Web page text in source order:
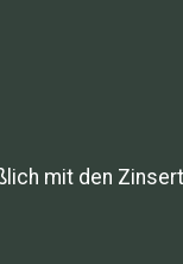
mit den